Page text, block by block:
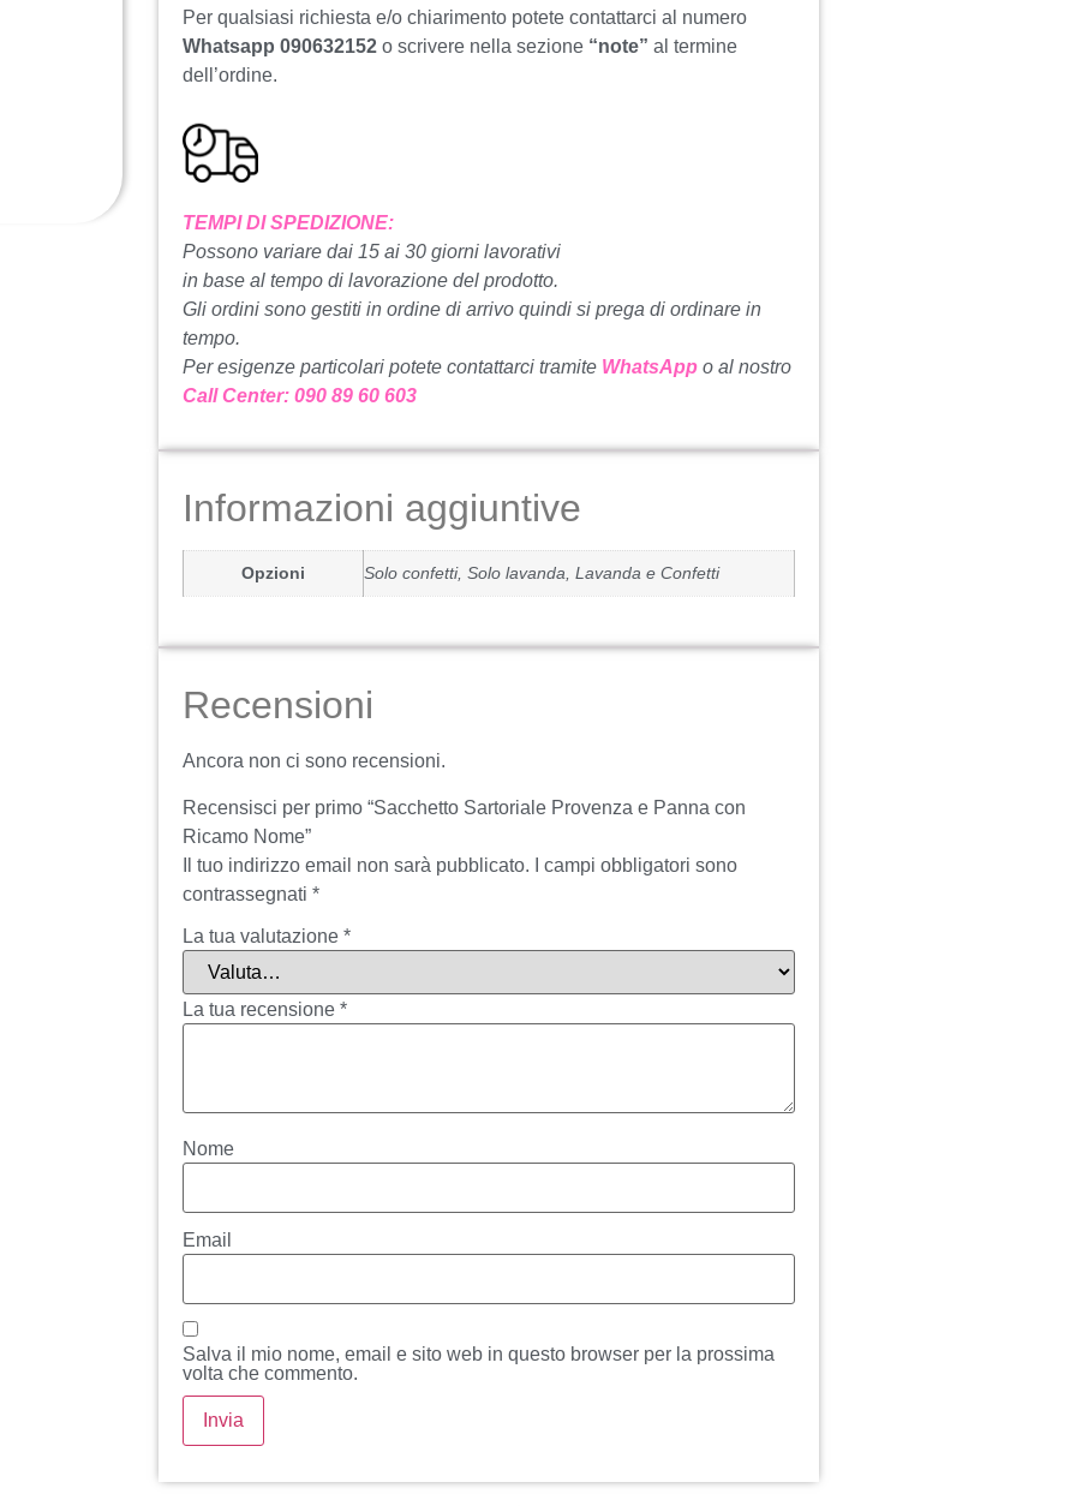
Per qualsiasi richiesta e/o chiarimento potete contattarci al numero
Whatsapp 090632152 o scrivere nella sezione “note” al termine
dell’ordine.
TEMPI DI SPEDIZIONE:
Possono variare dai 15 ai 30 giorni lavorativi
in ​​base al tempo di lavorazione del prodotto.
Gli ordini sono gestiti in ordine di arrivo quindi si prega di ordinare in
tempo.
Per esigenze particolari potete contattarci tramite WhatsApp o al nostro
Call Center: 090 89 60 603
Informazioni aggiuntive
Opzioni Solo confetti, Solo lavanda, Lavanda e Confetti
Recensioni
Ancora non ci sono recensioni.
Recensisci per primo “Sacchetto Sartoriale Provenza e Panna con
Ricamo Nome”
Il tuo indirizzo email non sarà pubblicato.
I campi obbligatori sono
contrassegnati *
La tua valutazione *
La tua recensione *
Nome
Email
Salva il mio nome, email e sito web in questo browser per la prossima
volta che commento.